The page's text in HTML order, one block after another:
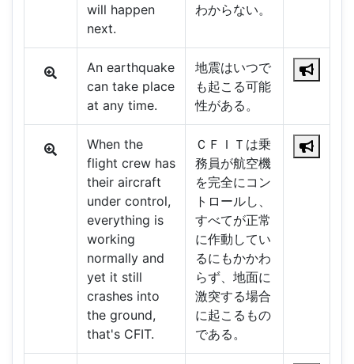
will happen
next.
わからない。
An earthquake
can take place
at any time.
地震はいつで
も起こる可能
性がある。
When the
flight crew has
their aircraft
under control,
everything is
working
normally and
yet it still
crashes into
the ground,
that's CFIT.
ＣＦＩＴは乗
務員が航空機
を完全にコン
トロールし、
すべてが正常
に作動してい
るにもかかわ
らず、地面に
激突する場合
に起こるもの
である。